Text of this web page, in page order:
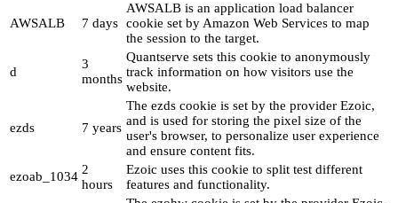
AWSALB 7 days
AWSALB is an application load balancer
cookie set by Amazon Web Services to map
the session to the target.
d
3
months
Quantserve sets this cookie to anonymously
track information on how visitors use the
website.
ezds 7 years
The ezds cookie is set by the provider Ezoic,
and is used for storing the pixel size of the
user's browser, to personalize user experience
and ensure content fits.
ezoab_1034 2
hours
Ezoic uses this cookie to split test different
features and functionality.